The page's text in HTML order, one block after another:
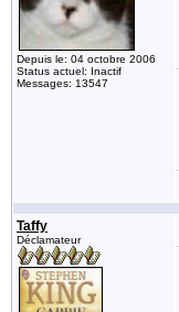
Depuis le: 04 octobre 2006
Status actuel: Inactif
Messages: 13547
Taffy
Déclamateur